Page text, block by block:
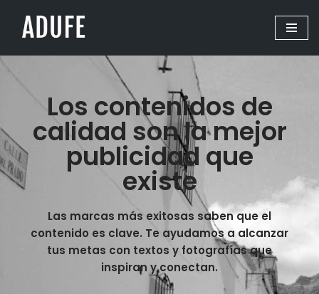
Saltar
al
Los contenidos de
calidad son la mejor
publicidad que
existe
Las marcas más exitosas saben que el
contenido es clave. Te ayudamos a alcanzar
tus metas con textos y fotografías que
inspiran y conectan.